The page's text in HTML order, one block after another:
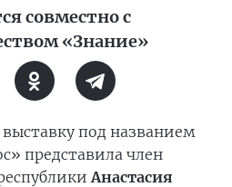
совместно с
«Знание»
под названием
представила член
Анастасия